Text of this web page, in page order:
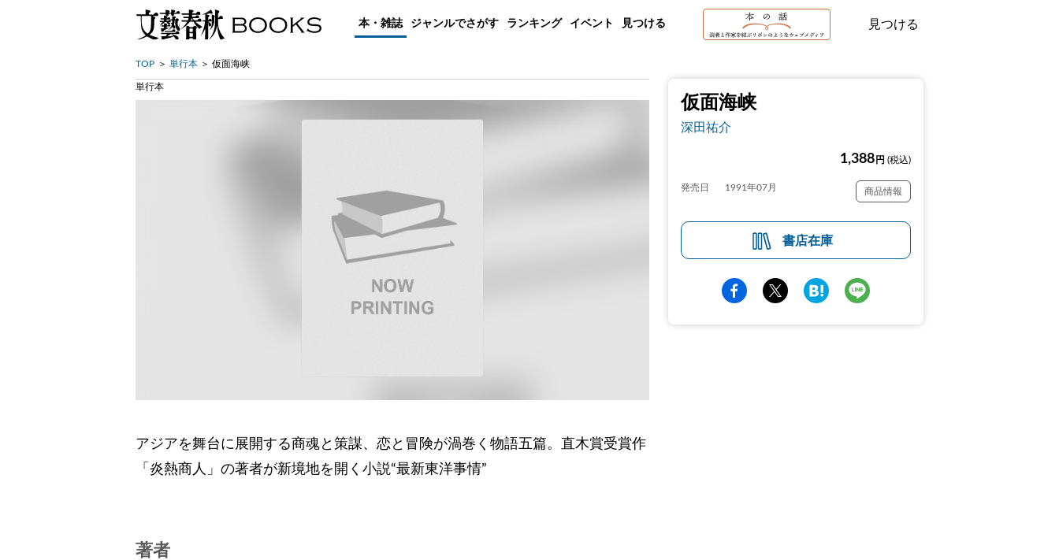
本・雑誌 ジャンルでさがす ランキング イベント 見つける 見つける
TOP 単行本 仮面海峡
仮面海峡
深田祐介
1,388 円 (税込)
発売日 1991年07月 商品情報
書店在庫
単行本
アジアを舞台に展開する商魂と策謀、恋と冒険が渦巻く物語五篇。直木賞受賞作
「炎熱商人」の著者が新境地を開く小説“最新東洋事情”
著者